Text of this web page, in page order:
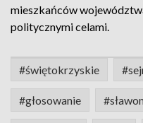
mieszkańców
politycznymi celami.
#świętokrzyskie
#głosowanie